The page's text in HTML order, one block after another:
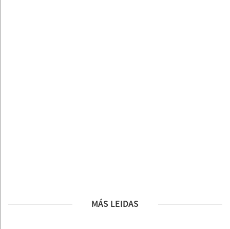
MÁS LEIDAS